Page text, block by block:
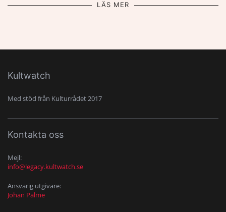
LÄS MER
Kultwatch
Med stöd från Kulturrådet 2017
Kontakta oss
Mejl:
info@legacy.kultwatch.se
Ansvarig utgivare:
Johan Palme